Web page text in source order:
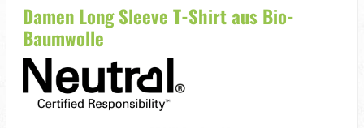
Damen Long Sleeve T-Shirt aus Bio-
Baumwolle